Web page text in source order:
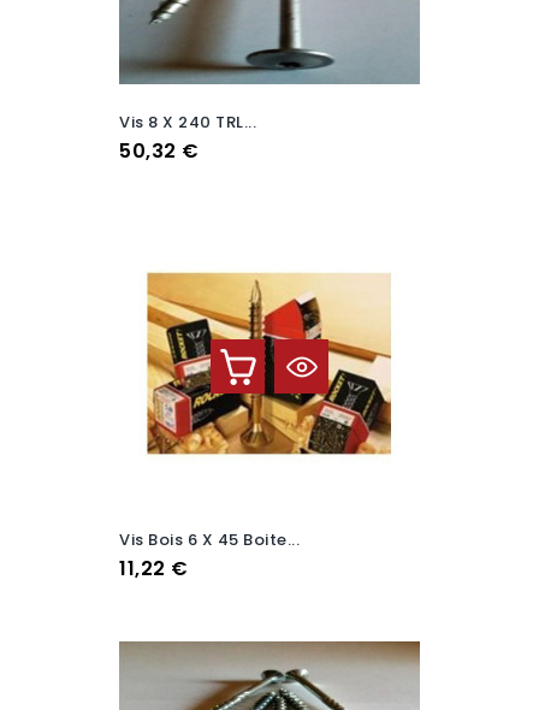
Vis 8 X 240 TRL...
Prix
50,32 €
Vis Bois 6 X 45 Boite...
Prix
11,22 €